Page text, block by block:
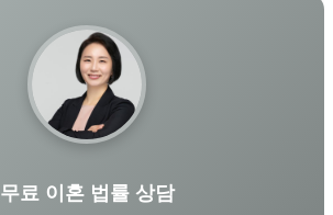
무료 이혼 법률 상담